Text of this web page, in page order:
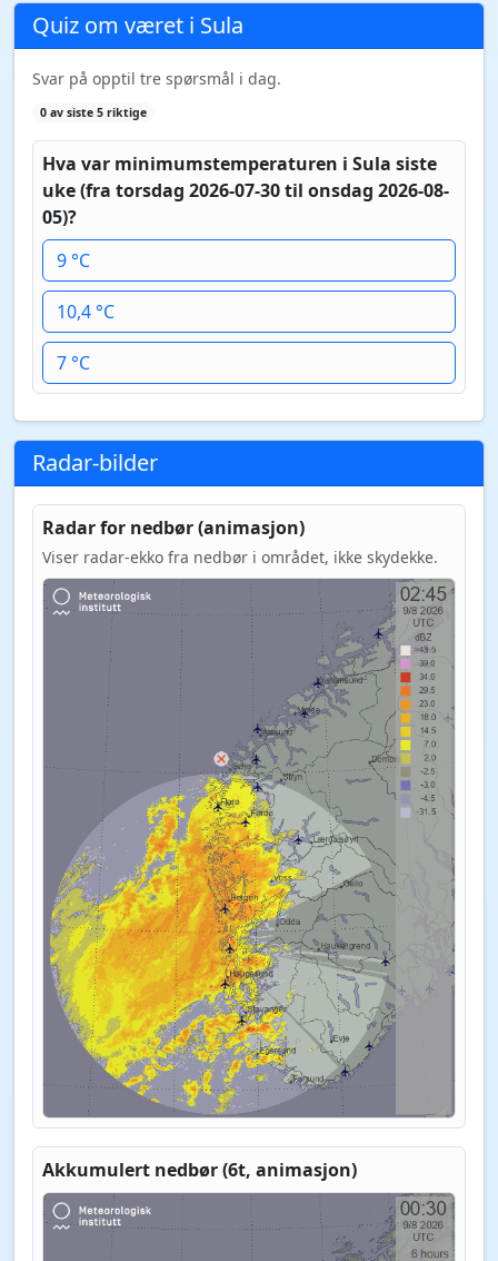
Quiz om været i Sula
Svar på opptil tre spørsmål i dag.
0 av siste 5 riktige
Hva var minimumstemperaturen i Sula siste
uke (fra torsdag 2026-07-30 til onsdag 2026-08-
05)?
9 °C
10,4 °C
7 °C
Radar-bilder
Radar for nedbør (animasjon)
Viser radar-ekko fra nedbør i området, ikke skydekke.
Akkumulert nedbør (6t, animasjon)